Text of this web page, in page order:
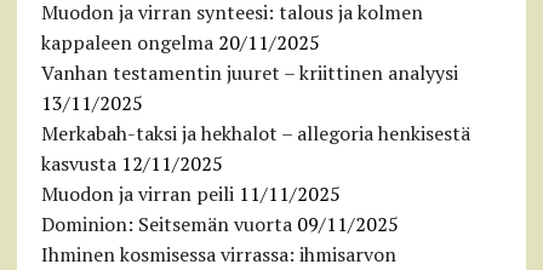
Muodon ja virran synteesi: talous ja kolmen
kappaleen ongelma 20/11/2025
Vanhan testamentin juuret – kriittinen analyysi
13/11/2025
Merkabah-taksi ja hekhalot – allegoria henkisestä
kasvusta 12/11/2025
Muodon ja virran peili 11/11/2025
Dominion: Seitsemän vuorta 09/11/2025
Ihminen kosmisessa virrassa: ihmisarvon